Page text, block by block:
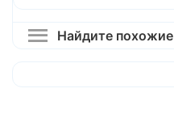
Найдите похожие